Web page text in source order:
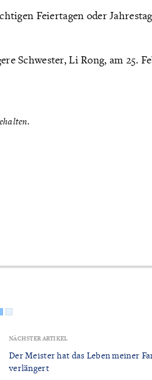
Feiertagen oder
Schwester, Li Rong, am 25.
NÄCHSTER ARTIKEL
Der Meister hat das Leben meiner
verlängert